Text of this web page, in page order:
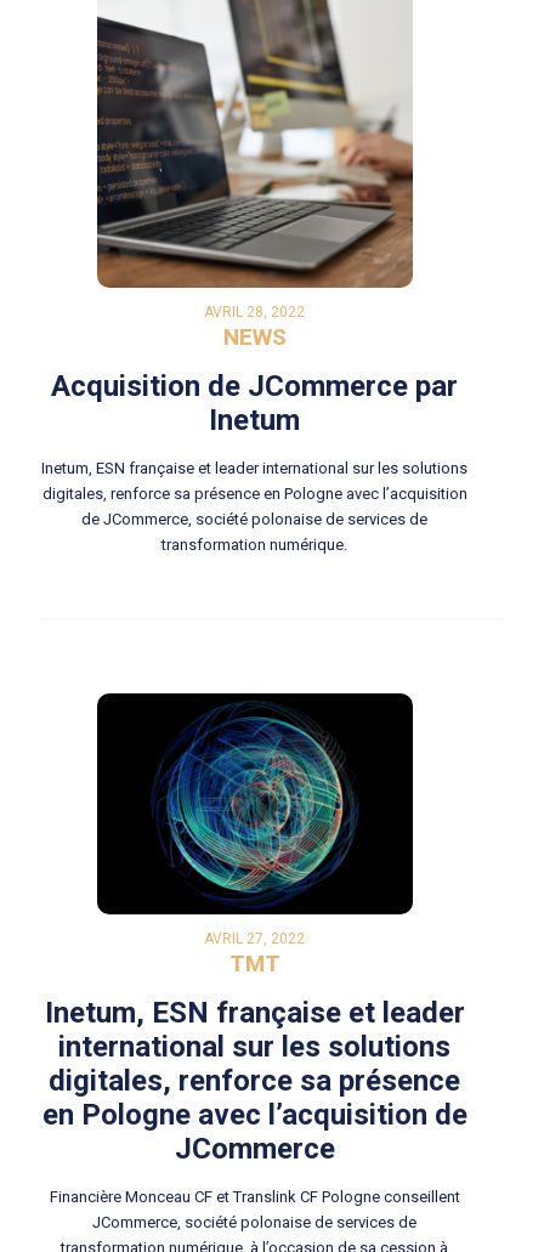
AVRIL 28, 2022
NEWS
Acquisition de JCommerce par
Inetum
Inetum, ESN française et leader international sur les solutions
digitales, renforce sa présence en Pologne avec l’acquisition
de JCommerce, société polonaise de services de
transformation numérique.
AVRIL 27, 2022
TMT
Inetum, ESN française et leader
international sur les solutions
digitales, renforce sa présence
en Pologne avec l’acquisition de
JCommerce
Financière Monceau CF et Translink CF Pologne conseillent
JCommerce, société polonaise de services de
transformation numérique, à l’occasion de sa cession à